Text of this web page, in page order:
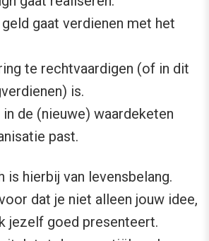
gaat verdienen met het
te rechtvaardigen (of in dit
is.
de (nieuwe) waardeketen
past.
is hierbij van levensbelang.
dat je niet alleen jouw idee,
jezelf goed presenteert.